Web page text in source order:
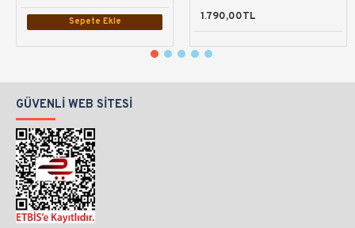
Sepete Ekle 1.790,00TL
GÜVENLI WEB SITESI